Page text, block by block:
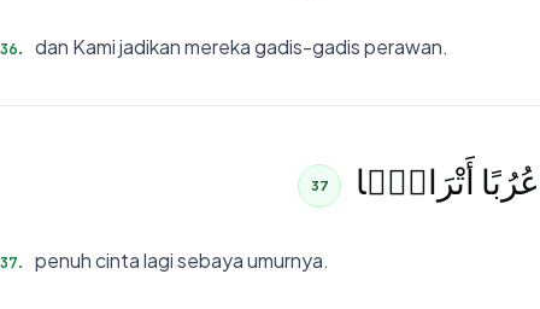
36. dan Kami jadikan mereka gadis-gadis perawan.
عُرُبًا أَتْرَابًۭا 37
37. penuh cinta lagi sebaya umurnya.